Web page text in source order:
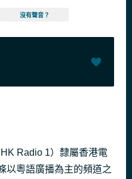
沒有聲音？
Radio 1）隸屬香港電
以粵語廣播為主的頻道之